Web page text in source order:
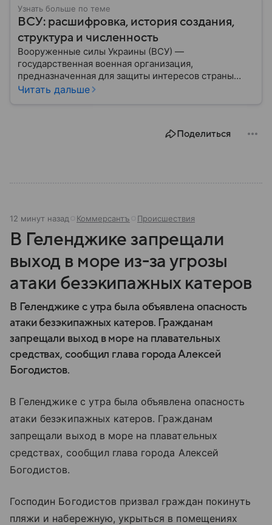
Узнать больше по теме
ВСУ: расшифровка, история создания,
структура и численность
Вооруженные силы Украины (ВСУ) —
государственная военная организация,
предназначенная для защиты интересов страны
военным путем. Была создана после
Читать дальше
Поделиться
12 минут назад Коммерсантъ Происшествия
В Геленджике запрещали
выход в море из-за угрозы
атаки безэкипажных катеров
В Геленджике с утра была объявлена опасность
атаки безэкипажных катеров. Гражданам
запрещали выход в море на плавательных
средствах, сообщил глава города Алексей
Богодистов.
В Геленджике с утра была объявлена опасность
атаки безэкипажных катеров. Гражданам
запрещали выход в море на плавательных
средствах, сообщил глава города Алексей
Богодистов.
Господин Богодистов призвал граждан покинуть
пляжи и набережную, укрыться в помещениях